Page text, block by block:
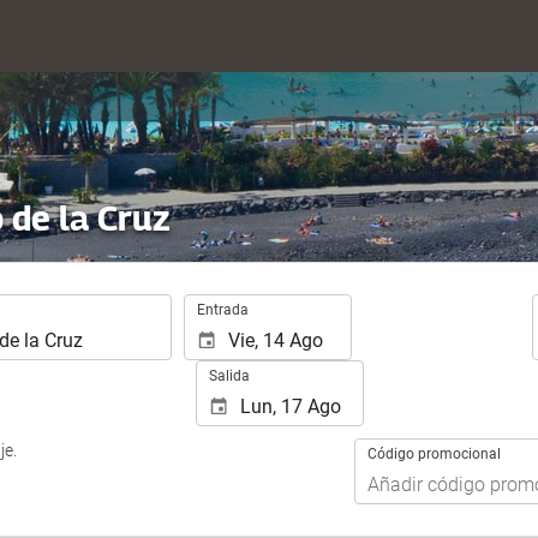
la Cruz
Entrada
Salida
Código promocional